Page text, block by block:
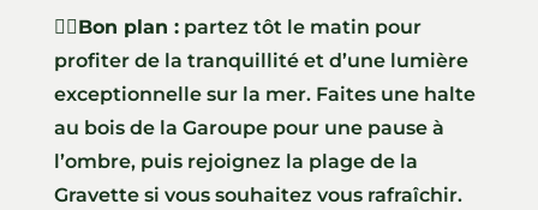
👍🏼Bon plan :partez tôt le matin pour
profiter de la tranquillité et d’une lumière
exceptionnelle sur la mer. Faites une halte
au bois de la Garoupe pour une pause à
l’ombre, puis rejoignez la plage de la
Gravette si vous souhaitez vous rafraîchir.